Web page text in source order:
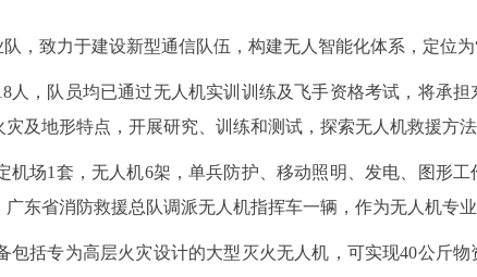
致力于建设新型通信队伍，构建无人智能化体系，定位为
队员均已通过无人机实训训练及飞手资格考试，将承担
及地形特点，开展研究、训练和测试，探索无人机救援方
1套，无人机6架，单兵防护、移动照明、发电、图形工
东省消防救援总队调派无人机指挥车一辆，作为无人机专业
专为高层火灾设计的大型灭火无人机，可实现40公斤物